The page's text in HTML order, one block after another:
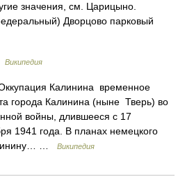
значения, см. Царицыно.
Дворцово парковый
Википедия
Калинина временное
города Калинина (ныне Тверь) во
войны, длившееся с 17
1941 года. В планах немецкого
…
Википедия